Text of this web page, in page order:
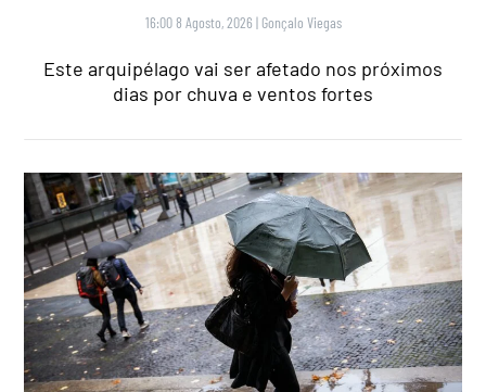
16:00 8 Agosto, 2026 | Gonçalo Viegas
Este arquipélago vai ser afetado nos próximos
dias por chuva e ventos fortes